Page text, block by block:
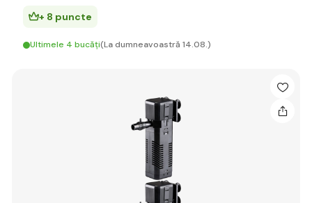
+ 8 puncte
Ultimele 4 bucăți(La dumneavoastră 14.08.)